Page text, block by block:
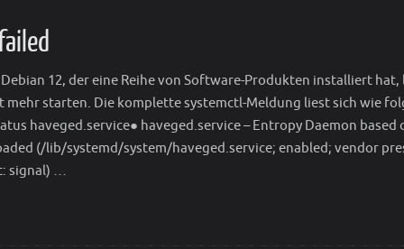
12, der eine Reihe von Software-Produkten installiert hat,
mehr starten. Die komplette systemctl-Meldung liest sich wie
haveged.service● haveged.service – Entropy Daemon based
(/lib/systemd/system/haveged.service; enabled; vendor
signal) …